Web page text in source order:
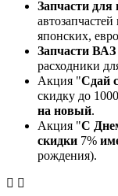
Запчасти для
автозапчастей
японских,
Запчасти ВАЗ
расходники
Акция "Сдай
скидку до
на новый.
Акция "С
скидки 7%
рождения).